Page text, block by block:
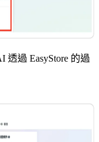
透過 EasyStore 的過